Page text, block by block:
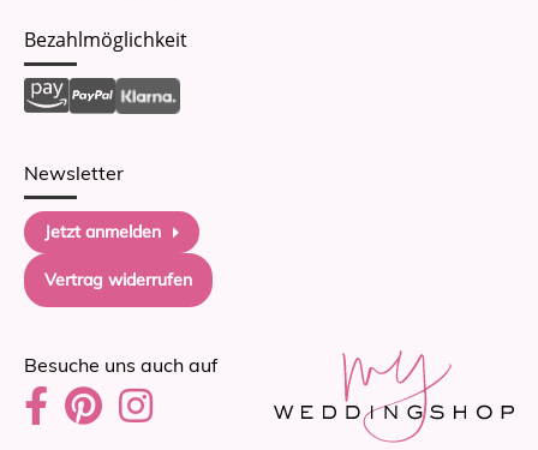
Bezahlmöglichkeit
Newsletter
Jetzt anmelden
Vertrag widerrufen
Besuche uns auch auf